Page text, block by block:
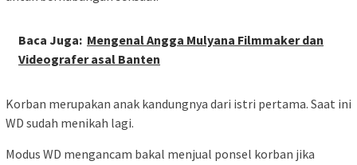
Baca Juga: Mengenal Angga Mulyana Filmmaker dan
Videografer asal Banten
Korban merupakan anak kandungnya dari istri pertama. Saat ini
WD sudah menikah lagi.
Modus WD mengancam bakal menjual ponsel korban jika